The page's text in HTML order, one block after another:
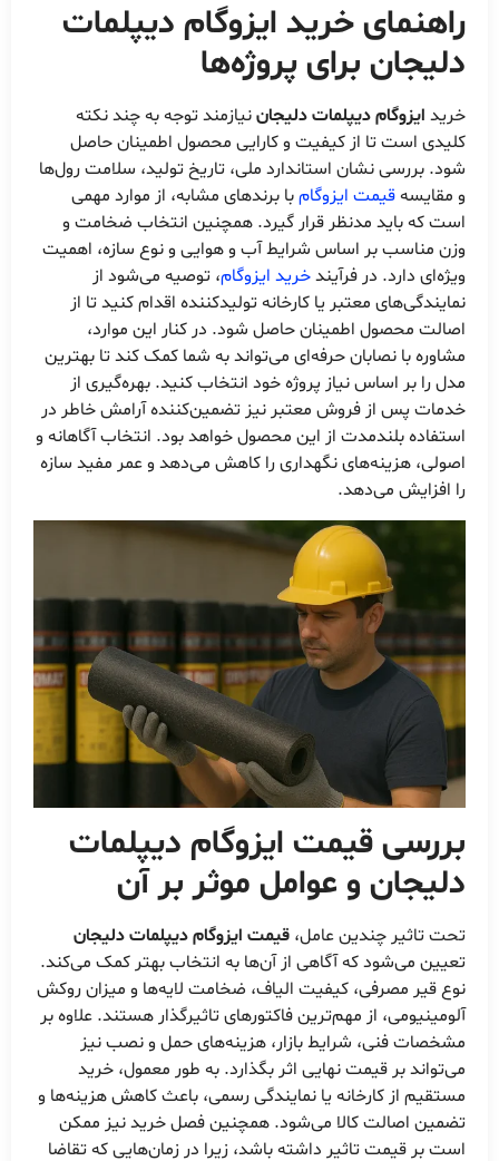
راهنمای خرید ایزوگام دیپلمات
دلیجان برای پروژه‌ها
خرید ایزوگام دیپلمات دلیجاننیازمند توجه به چند نکته
کلیدی است تا از کیفیت و کارایی محصول اطمینان حاصل
شود. بررسی نشان استاندارد ملی، تاریخ تولید، سلامت رول‌ها
و مقایسهقیمت ایزوگامبا برندهای مشابه، از موارد مهمی
است که باید مدنظر قرار گیرد. همچنین انتخاب ضخامت و
وزن مناسب بر اساس شرایط آب و هوایی و نوع سازه، اهمیت
ویژه‌ای دارد. در فرآیندخرید ایزوگام، توصیه می‌شود از
نمایندگی‌های معتبر یا کارخانه تولیدکننده اقدام کنید تا از
اصالت محصول اطمینان حاصل شود. در کنار این موارد،
مشاوره با نصابان حرفه‌ای می‌تواند به شما کمک کند تا بهترین
مدل را بر اساس نیاز پروژه خود انتخاب کنید. بهره‌گیری از
خدمات پس از فروش معتبر نیز تضمین‌کننده آرامش خاطر در
استفاده بلندمدت از این محصول خواهد بود. انتخاب آگاهانه و
اصولی، هزینه‌های نگهداری را کاهش می‌دهد و عمر مفید سازه
را افزایش می‌دهد.
بررسی قیمت ایزوگام دیپلمات
دلیجان و عوامل موثر بر آن
تحت تاثیر چندین عامل، قیمت ایزوگام دیپلمات دلیجان
تعیین می‌شود که آگاهی از آن‌ها به انتخاب بهتر کمک می‌کند.
نوع قیر مصرفی، کیفیت الیاف، ضخامت لایه‌ها و میزان روکش
آلومینیومی، از مهم‌ترین فاکتورهای تاثیرگذار هستند. علاوه بر
مشخصات فنی، شرایط بازار، هزینه‌های حمل و نصب نیز
می‌تواند بر قیمت نهایی اثر بگذارد. به طور معمول، خرید
مستقیم از کارخانه یا نمایندگی رسمی، باعث کاهش هزینه‌ها و
تضمین اصالت کالا می‌شود. همچنین فصل خرید نیز ممکن
است بر قیمت تاثیر داشته باشد، زیرا در زمان‌هایی که تقاضا